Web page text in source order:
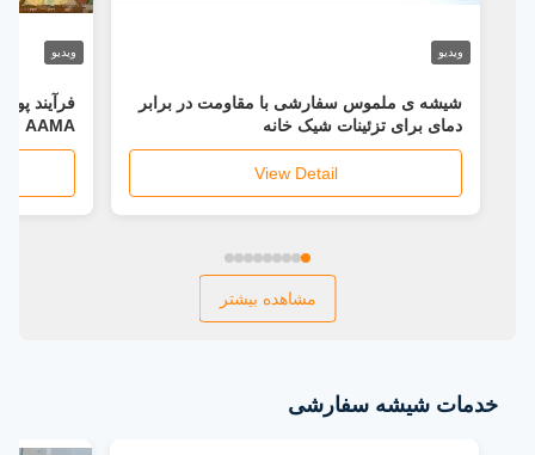
ویدیو
شیشه ی ملموس سفارشی با مقاومت در برابر
دمای برای تزئینات شیک خانه
View Detail
ویدیو
فرآیند
AAMA
مشاهده بیشتر
خدمات شیشه سفارشی